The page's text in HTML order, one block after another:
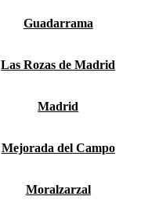
Guadarrama
Las Rozas de Madrid
Madrid
Mejorada del Campo
Moralzarzal